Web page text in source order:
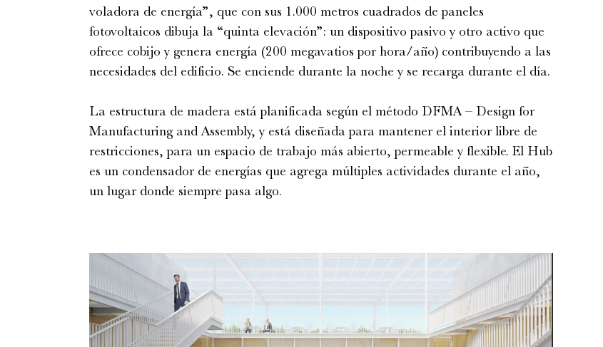
voladora de energía”, que con sus 1.000 metros cuadrados de paneles
fotovoltaicos dibuja la “quinta elevación”: un dispositivo pasivo y otro activo que
ofrece cobijo y genera energía (200 megavatios por hora/año) contribuyendo a las
necesidades del edificio. Se enciende durante la noche y se recarga durante el día.
La estructura de madera está planificada según el método DFMA – Design for
Manufacturing and Assembly, y está diseñada para mantener el interior libre de
restricciones, para un espacio de trabajo más abierto, permeable y flexible. El Hub
es un condensador de energías que agrega múltiples actividades durante el año,
un lugar donde siempre pasa algo.